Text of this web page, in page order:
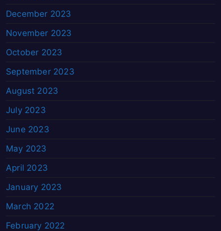
December 2023
November 2023
October 2023
September 2023
August 2023
July 2023
June 2023
May 2023
April 2023
January 2023
March 2022
February 2022